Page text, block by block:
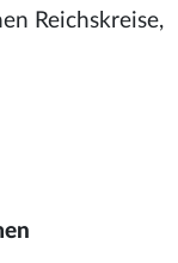
Reichskreise,